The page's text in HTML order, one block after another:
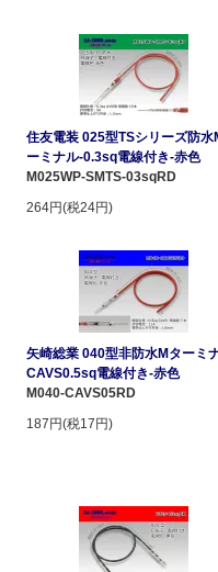
住友電装 025型TSシリーズ防水
ーミナル-0.3sq電線付き-赤色
M025WP-SMTS-03sqRD
264円(税24円)
矢崎総業 040型非防水Mターミ
CAVS0.5sq電線付き-赤色
M040-CAVS05RD
187円(税17円)